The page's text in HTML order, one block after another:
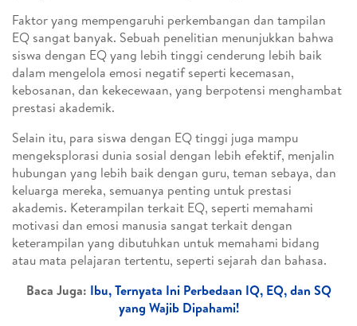
Faktor yang mempengaruhi perkembangan dan tampilan
EQ sangat banyak. Sebuah penelitian menunjukkan bahwa
siswa dengan EQ yang lebih tinggi cenderung lebih baik
dalam mengelola emosi negatif seperti kecemasan,
kebosanan, dan kekecewaan, yang berpotensi menghambat
prestasi akademik.
Selain itu, para siswa dengan EQ tinggi juga mampu
mengeksplorasi dunia sosial dengan lebih efektif, menjalin
hubungan yang lebih baik dengan guru, teman sebaya, dan
keluarga mereka, semuanya penting untuk prestasi
akademis. Keterampilan terkait EQ, seperti memahami
motivasi dan emosi manusia sangat terkait dengan
keterampilan yang dibutuhkan untuk memahami bidang
atau mata pelajaran tertentu, seperti sejarah dan bahasa.
Baca Juga: Ibu, Ternyata Ini Perbedaan IQ, EQ, dan SQ
yang Wajib Dipahami!